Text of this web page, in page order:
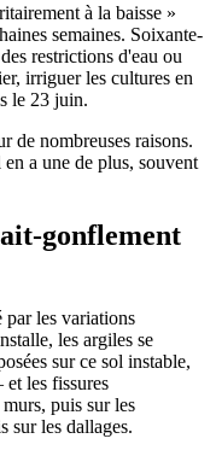
à la baisse »
semaines. Soixante-
restrictions d'eau ou
irriguer les cultures en
le 23 juin.
de nombreuses raisons.
a une de plus, souvent
gonflement
par les variations
les argiles se
sur ce sol instable,
les fissures
puis sur les
sur les dallages.